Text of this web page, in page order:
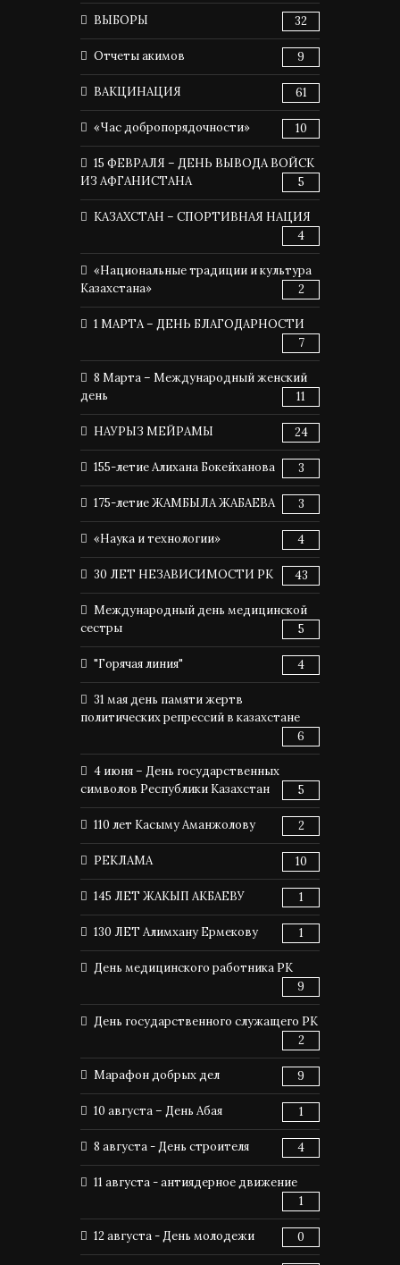
ВЫБОРЫ 32
Отчеты акимов 9
ВАКЦИНАЦИЯ 61
«Час добропорядочности» 10
15 ФЕВРАЛЯ – ДЕНЬ ВЫВОДА ВОЙСК
ИЗ АФГАНИСТАНА
5
КАЗАХСТАН – СПОРТИВНАЯ НАЦИЯ
4
«Национальные традиции и культура
Казахстана»
2
1 МАРТА – ДЕНЬ БЛАГОДАРНОСТИ
7
8 Марта – Международный женский
день
11
НАУРЫЗ МЕЙРАМЫ 24
155-летие Алихана Бокейханова 3
175-летие ЖАМБЫЛА ЖАБАЕВА 3
«Наука и технологии» 4
30 ЛЕТ НЕЗАВИСИМОСТИ РК 43
Международный день медицинской
сестры
5
"Горячая линия" 4
31 мая день памяти жертв
политических репрессий в казахстане
6
4 июня – День государственных
символов Республики Казахстан
5
110 лет Касыму Аманжолову 2
РЕКЛАМА 10
145 ЛЕТ ЖАКЫП АКБАЕВУ 1
130 ЛЕТ Алимхану Ермекову 1
День медицинского работника РК
9
День государственного служащего РК
2
Марафон добрых дел 9
10 августа – День Абая 1
8 августа - День строителя 4
11 августа - антиядерное движение
1
12 августа - День молодежи 0